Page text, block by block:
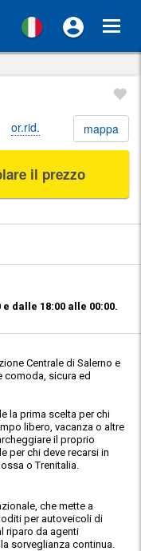
or.rid. mappa
il prezzo
dalle 18:00 alle 00:00.
Centrale di Salerno e
sicura ed
la prima scelta per chi
libero, vacanza o altre
il proprio
per chi deve recarsi in
o Trenitalia.
che mette a
per autoveicoli di
riparo da agenti
sorveglianza continua.